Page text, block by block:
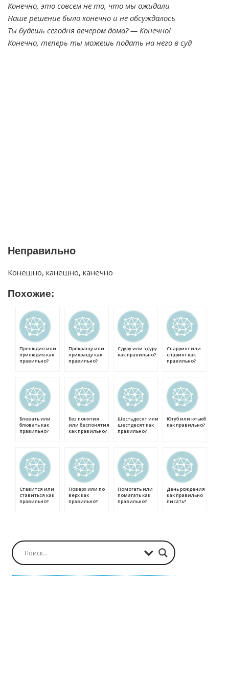
Конечно, это совсем не то, что мы ожидали
Наше решение было конечно и не обсуждалось
Ты будешь сегодня вечером дома? — Конечно!
Конечно, теперь ты можешь подать на него в суд
Неправильно
Конешно, канешно, канечно
Похожие:
Прелюдия или
прилюдия как
правильно?
Прекращу или
прикращу как
правильно?
Сдуру или здуру
как правильно?
Спарринг или
спаринг как
правильно?
Блевать или
блювать как
правильно?
Без понятия
или беспонятия
как правильно?
Шестьдесят или
шестдесят как
правильно?
Ютуб или ютьюб
как правильно?
Ставится или
ставиться как
правильно?
Поверх или по
верх как
правильно?
Помогать или
помагать как
правильно?
День рождения
как правильно
писать?